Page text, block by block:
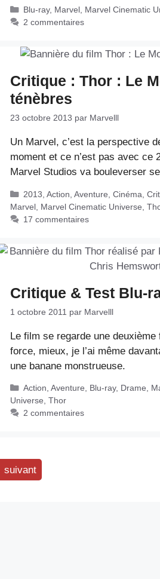
Catégories
Blu-ray, Marvel, Marvel Cinematic
2 commentaires
Critique : Thor : Le
ténèbres
23 octobre 2013 par Marvelll
Un Marvel, c’est la perspective
moment et ce n’est pas avec ce
Marvel Studios va bouleverser
Catégories
2013 Action Aventure Cinéma
Marvel Marvel Cinematic Universe
17 commentaires
Critique & Test Blu-
1 octobre 2011 par Marvelll
Le film se regarde une
force, mieux, je l’ai même
une banane monstrueuse.
Catégories
Action, Aventure, Blu-ray, Drame,
Universe, Thor
2 commentaires
suivant